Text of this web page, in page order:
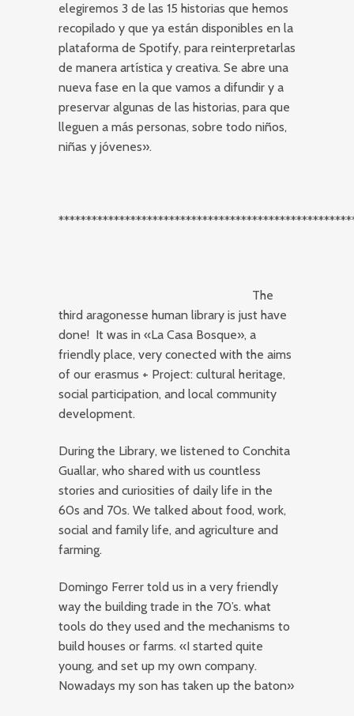
elegiremos 3 de las 15 historias que hemos
recopilado y que ya están disponibles en la
plataforma de Spotify, para reinterpretarlas
de manera artística y creativa. Se abre una
nueva fase en la que vamos a difundir y a
preservar algunas de las historias, para que
lleguen a más personas, sobre todo niños,
niñas y jóvenes».
The
third aragonesse human library is just have
done! It was in «La Casa Bosque», a
friendly place, very conected with the aims
of our erasmus + Project: cultural heritage,
social participation, and local community
development.
During the Library, we listened to Conchita
Guallar, who shared with us countless
stories and curiosities of daily life in the
60s and 70s. We talked about food, work,
social and family life, and agriculture and
farming.
Domingo Ferrer told us in a very friendly
way the building trade in the 70’s. what
tools do they used and the mechanisms to
build houses or farms. «I started quite
young, and set up my own company.
Nowadays my son has taken up the baton»